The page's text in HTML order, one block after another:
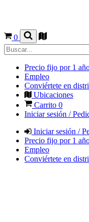
0
Precio fijo por 1
Empleo
Conviértete en
Ubicaciones
Carrito 0
Iniciar sesión /
Iniciar sesión /
Precio fijo por 1
Empleo
Conviértete en